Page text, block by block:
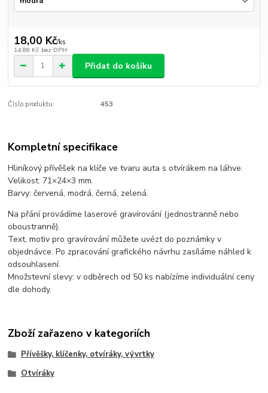
18,00 Kč/ks
14,88 Kč bez DPH
Přidat do košíku
Číslo produktu: 453
Kompletní specifikace
Hliníkový přívěšek na klíče ve tvaru auta s otvírákem na láhve.
Velikost: 71×24×3 mm.
Barvy: červená, modrá, černá, zelená.
Na přání provádíme laserové gravírování (jednostranně nebo
oboustranně).
Text, motiv pro gravírování můžete uvézt do poznámky v
objednávce. Po zpracování grafického návrhu zasíláme náhled k
odsouhlasení.
Množstevní slevy: v odběrech od 50 ks nabízíme individuální ceny
dle dohody.
Zboží zařazeno v kategoriích
Přívěšky, klíčenky, otvíráky, vývrtky
Otvíráky